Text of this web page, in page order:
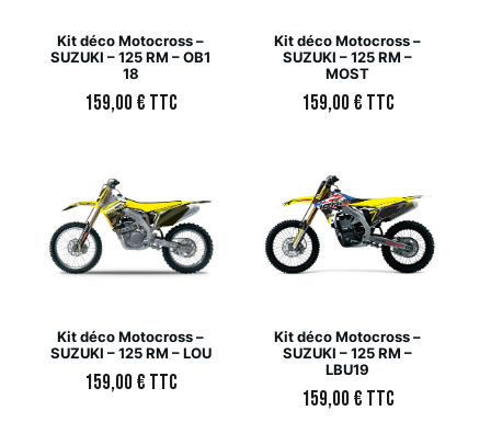
Kit déco Motocross –
SUZUKI – 125 RM – OB1
18
159,00€ TTC
Kit déco Motocross –
SUZUKI – 125 RM –
MOST
159,00€ TTC
Kit déco Motocross –
SUZUKI – 125 RM – LOU
159,00€ TTC
Kit déco Motocross –
SUZUKI – 125 RM –
LBU19
159,00€ TTC